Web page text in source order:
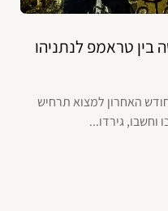
בין טראמפ לנתניהו
האחרון למצוא תרחיש
וחשבו, גירדו...